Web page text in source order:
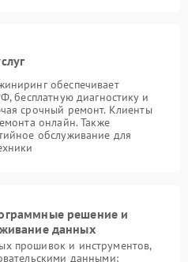
обеспечивает
бесплатную диагностику и
срочный ремонт. Клиенты
онлайн. Также
обслуживание для
решение и
данных
прошивок и инструментов,
данными: